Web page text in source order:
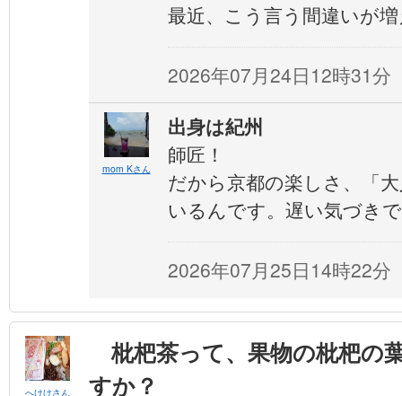
最近、こう言う間違いが
2026年07月24日12時31分
mom Kさん
出身は紀州
師匠！
だから京都の楽しさ、「
いるんです。遅い気づき
2026年07月25日14時22分
へけけさん
枇杷茶って、果物の枇杷の
すか？